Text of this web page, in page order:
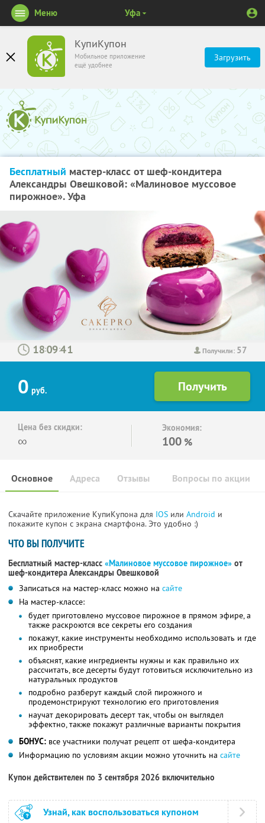
КупиКупон
Мобильное приложение
ещё удобнее
Загрузить
Меню Уфа
Бесплатный мастер-класс от шеф-кондитера
Александры Овешковой: «Малиновое муссовое
пирожное». Уфа
Получили: 57
: :
0 руб.
Цена без скидки:
∞
Экономия:
100 %
Основное Отзывы Вопросы по акции
Адреса
Скачайте приложение КупиКупона для IOS или Android и
покажите купон с экрана смартфона. Это удобно :)
ЧТО ВЫ ПОЛУЧИТЕ
Бесплатный мастер-класс «Малиновое муссовое пирожное» от
шеф-кондитера Александры Овешковой
Записаться на мастер-класс можно на сайте
На мастер-классе:
будет приготовлено муссовое пирожное в прямом эфире, а
также раскроются все секреты его создания
покажут, какие инструменты необходимо использовать и где
их приобрести
объяснят, какие ингредиенты нужны и как правильно их
рассчитать, все десерты будут готовиться исключительно из
натуральных продуктов
подробно разберут каждый слой пирожного и
продемонстрируют технологию его приготовления
научат декорировать десерт так, чтобы он выглядел
эффектно, также покажут различные варианты покрытия
БОНУС: все участники получат рецепт от шефа-кондитера
Информацию по условиям акции можно уточнить на сайте
Купон действителен по 3 сентября 2026 включительно
Узнай, как воспользоваться купоном